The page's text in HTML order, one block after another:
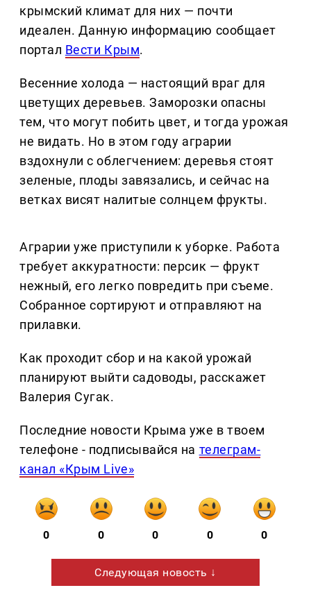
крымский климат для них — почти
идеален. Данную информацию сообщает
портал Вести Крым.
Весенние холода — настоящий враг для
цветущих деревьев. Заморозки опасны
тем, что могут побить цвет, и тогда урожая
не видать. Но в этом году аграрии
вздохнули с облегчением: деревья стоят
зеленые, плоды завязались, и сейчас на
ветках висят налитые солнцем фрукты.
Аграрии уже приступили к уборке. Работа
требует аккуратности: персик — фрукт
нежный, его легко повредить при съеме.
Собранное сортируют и отправляют на
прилавки.
Как проходит сбор и на какой урожай
планируют выйти садоводы, расскажет
Валерия Сугак.
Последние новости Крыма уже в твоем
телефоне - подписывайся на телеграм-
канал «Крым Live»
0 0 0 0 0
Следующая новость ↓